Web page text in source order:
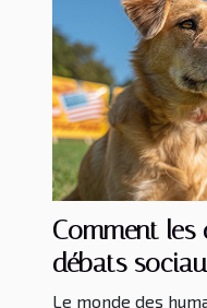
Comment les
débats
actuels
Le monde des